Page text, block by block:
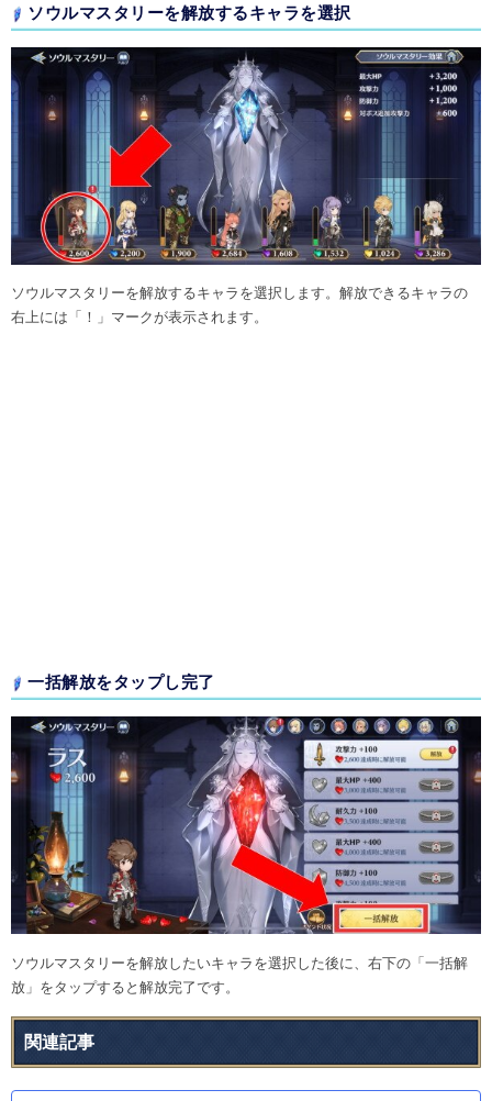
ソウルマスタリーを解放するキャラを選択
ソウルマスタリーを解放するキャラを選択します。解放できるキャラの
右上には「！」マークが表示されます。
一括解放をタップし完了
ソウルマスタリーを解放したいキャラを選択した後に、右下の「一括解
放」をタップすると解放完了です。
関連記事